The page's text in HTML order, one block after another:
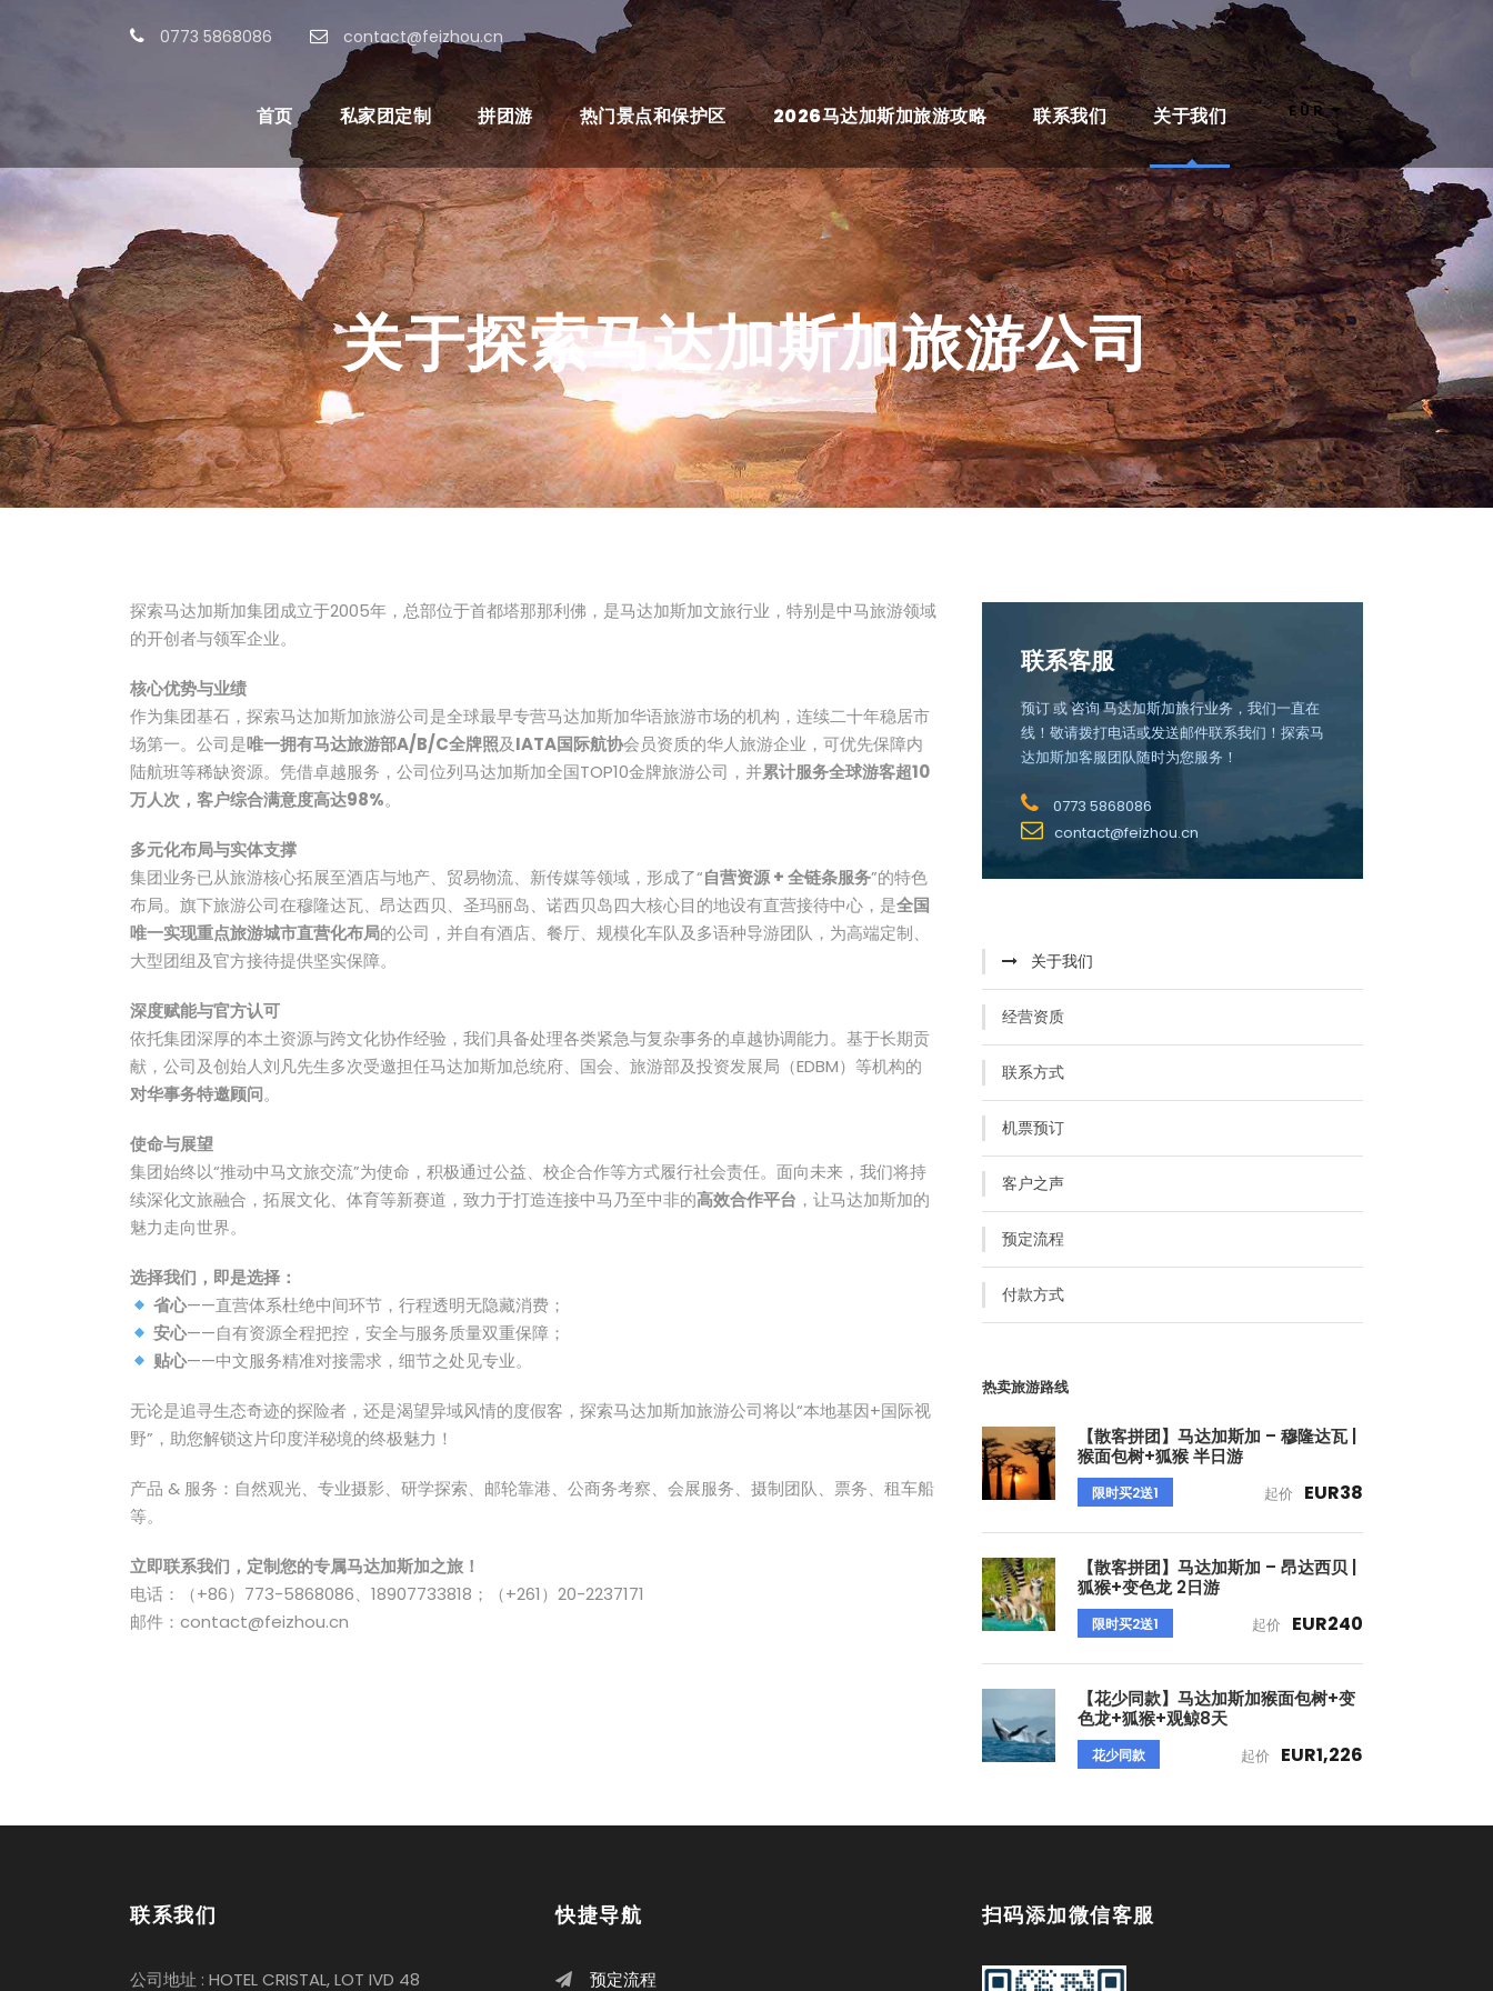
0773 5868086 contact@feizhou.cn
首页 私家团定制 拼团游 热门景点和保护区 2026马达加斯加旅游攻略 联系我们 关于我们 EUR
关于探索马达加斯加旅游公司
探索马达加斯加集团成立于2005年，总部位于首都塔那那利佛，是马达加斯加文旅行业，特别是中马旅游领域
的开创者与领军企业。
核心优势与业绩
作为集团基石，探索马达加斯加旅游公司是全球最早专营马达加斯加华语旅游市场的机构，连续二十年稳居市
场第一。公司是唯一拥有马达旅游部A/B/C全牌照及IATA国际航协会员资质的华人旅游企业，可优先保障内
陆航班等稀缺资源。凭借卓越服务，公司位列马达加斯加全国TOP10金牌旅游公司，并累计服务全球游客超10
万人次，客户综合满意度高达98%。
多元化布局与实体支撑
集团业务已从旅游核心拓展至酒店与地产、贸易物流、新传媒等领域，形成了“自营资源 + 全链条服务”的特色
布局。旗下旅游公司在穆隆达瓦、昂达西贝、圣玛丽岛、诺西贝岛四大核心目的地设有直营接待中心，是全国
唯一实现重点旅游城市直营化布局的公司，并自有酒店、餐厅、规模化车队及多语种导游团队，为高端定制、
大型团组及官方接待提供坚实保障。
深度赋能与官方认可
依托集团深厚的本土资源与跨文化协作经验，我们具备处理各类紧急与复杂事务的卓越协调能力。基于长期贡
献，公司及创始人刘凡先生多次受邀担任马达加斯加总统府、国会、旅游部及投资发展局（EDBM）等机构的
对华事务特邀顾问。
使命与展望
集团始终以“推动中马文旅交流”为使命，积极通过公益、校企合作等方式履行社会责任。面向未来，我们将持
续深化文旅融合，拓展文化、体育等新赛道，致力于打造连接中马乃至中非的高效合作平台 ，让马达加斯加的
魅力走向世界。
选择我们，即是选择：
省心——直营体系杜绝中间环节，行程透明无隐藏消费；
安心——自有资源全程把控，安全与服务质量双重保障；
贴心——中文服务精准对接需求，细节之处见专业。
无论是追寻生态奇迹的探险者，还是渴望异域风情的度假客，探索马达加斯加旅游公司将以“本地基因+国际视
野”，助您解锁这片印度洋秘境的终极魅力！
产品 & 服务：自然观光、专业摄影、研学探索、邮轮靠港、公商务考察、会展服务、摄制团队、票务、租车船
等。
立即联系我们，定制您的专属马达加斯加之旅！
电话：（+86）773-5868086、18907733818；（+261）20-2237171
邮件：contact@feizhou.cn
联系客服
预订 或 咨询 马达加斯加旅行业务，我们一直在
线！敬请拨打电话或发送邮件联系我们！探索马
达加斯加客服团队随时为您服务！
0773 5868086
contact@feizhou.cn
关于我们
经营资质
联系方式
机票预订
客户之声
预定流程
付款方式
热卖旅游路线
【散客拼团】马达加斯加 – 穆隆达瓦 |
猴面包树+狐猴 半日游
限时买2送1 起价 EUR38
【散客拼团】马达加斯加 – 昂达西贝 |
狐猴+变色龙 2日游
限时买2送1 起价 EUR240
【花少同款】马达加斯加猴面包树+变
色龙+狐猴+观鲸8天
花少同款 起价 EUR1,226
联系我们
公司地址 : HOTEL CRISTAL, LOT IVD 48
快捷导航
预定流程
扫码添加微信客服